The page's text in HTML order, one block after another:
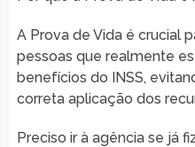
A Prova de Vida é crucial
pessoas que realmente
benefícios do INSS,
correta aplicação dos
Preciso ir à agência se já